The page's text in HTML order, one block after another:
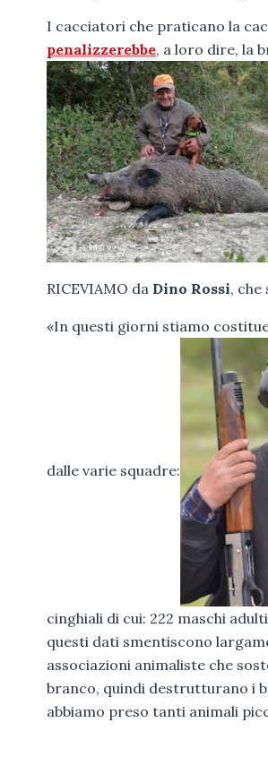
I cacciatori che praticano la
penalizzerebbe, a loro dire, la
RICEVIAMO da Dino Rossi, che
«In questi giorni stiamo
dalle varie squadre:
cinghiali di cui: 222 maschi
questi dati smentiscono
associazioni animaliste che
branco, quindi destrutturano i
abbiamo preso tanti animali